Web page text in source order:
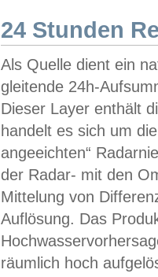
24 Stunden
Als Quelle dient ein
gleitende 24h-
Dieser Layer enthält
handelt es sich um
angeeichten“
der Radar- mit den
Mittelung von
Auflösung. Das
räumlich hoch